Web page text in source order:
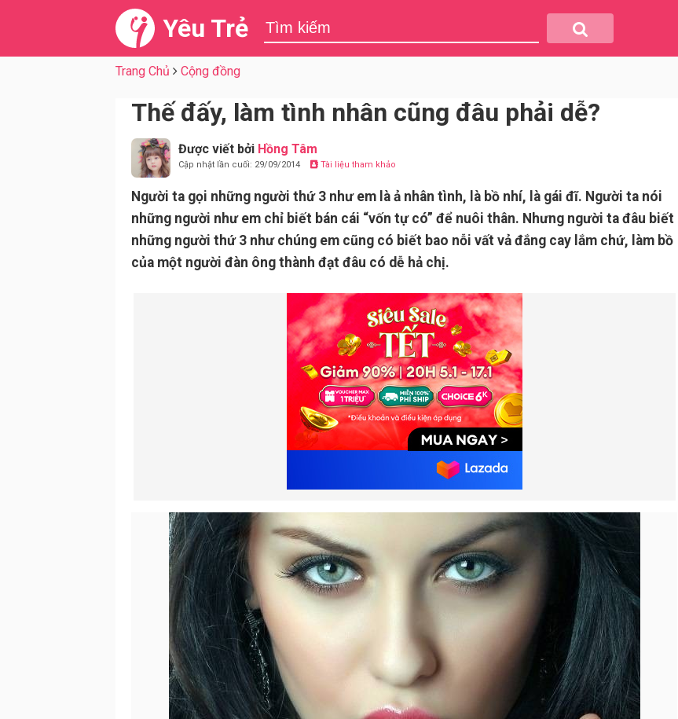
Yêu Trẻ
Trang Chủ Cộng đồng
Thế đấy, làm tình nhân cũng đâu phải dễ?
Được viết bởi Hồng Tâm
Cập nhật lần cuối: 29/09/2014 Tài liệu tham khảo
Người ta gọi những người thứ 3 như em là ả nhân tình, là bồ nhí, là gái đĩ. Người ta nói
những người như em chỉ biết bán cái “vốn tự có” để nuôi thân. Nhưng người ta đâu biết
những người thứ 3 như chúng em cũng có biết bao nỗi vất vả đắng cay lắm chứ, làm bồ
của một người đàn ông thành đạt đâu có dễ hả chị.